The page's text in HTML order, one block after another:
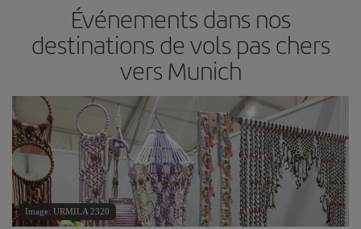
Événements dans nos
destinations de vols pas chers
vers Munich
Image: URMILA 2320